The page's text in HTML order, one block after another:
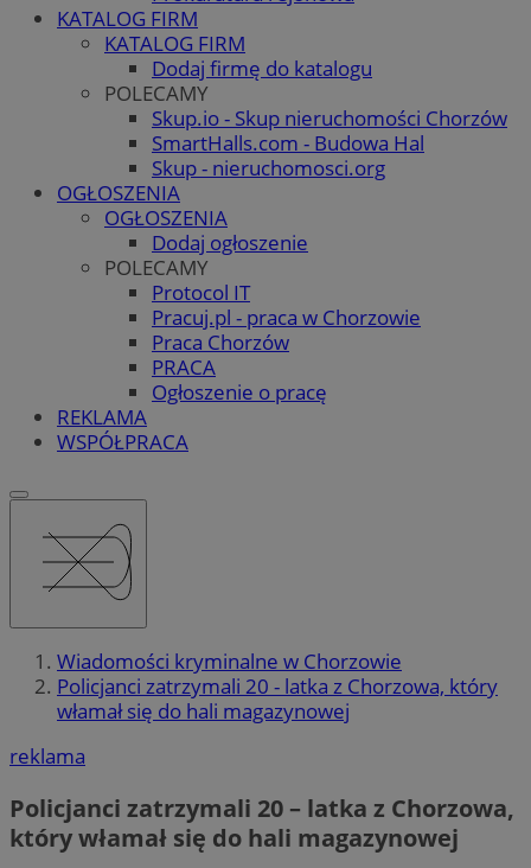
KATALOG FIRM
KATALOG FIRM
Dodaj firmę do katalogu
POLECAMY
Skup.io - Skup nieruchomości Chorzów
SmartHalls.com - Budowa Hal
Skup - nieruchomosci.org
OGŁOSZENIA
OGŁOSZENIA
Dodaj ogłoszenie
POLECAMY
Protocol IT
Pracuj.pl - praca w Chorzowie
Praca Chorzów
PRACA
Ogłoszenie o pracę
REKLAMA
WSPÓŁPRACA
Wiadomości kryminalne w Chorzowie
Policjanci zatrzymali 20 - latka z Chorzowa, który
włamał się do hali magazynowej
reklama
Policjanci zatrzymali 20 – latka z Chorzowa,
który włamał się do hali magazynowej